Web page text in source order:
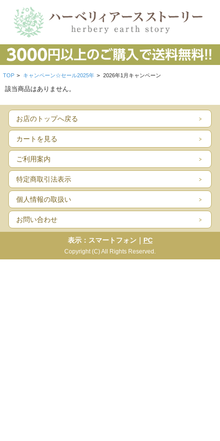
TOP > キャンペーン☆セール2025年 > 2026年1月キャンペーン
該当商品はありません。
お店のトップへ戻る
カートを見る
ご利用案内
特定商取引法表示
個人情報の取扱い
お問い合わせ
表示：スマートフォン｜ PC
Copyright (C) All Rights Reserved.